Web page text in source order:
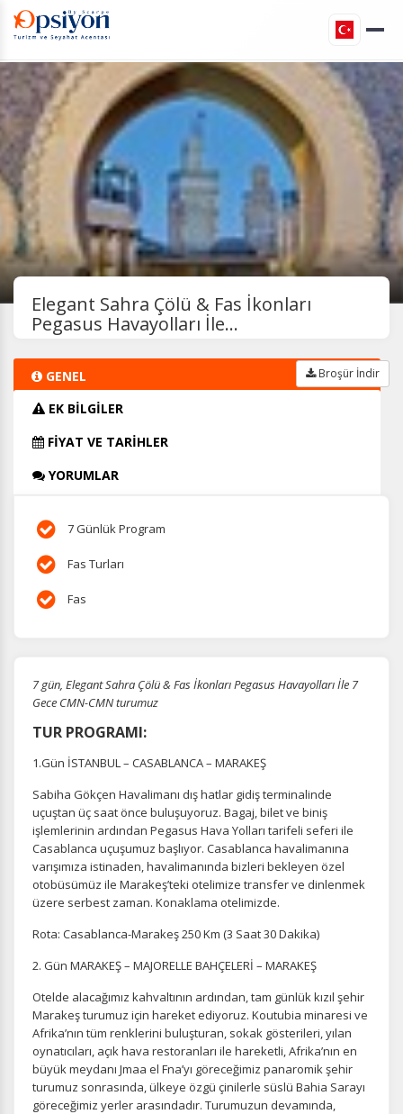
Elegant Sahra Çölü & Fas İkonları
Pegasus Havayolları İle...
GENEL
EK BİLGİLER
FİYAT VE TARİHLER
YORUMLAR
Broşür İndir
7 Günlük Program
Fas Turları
Fas
7 gün, Elegant Sahra Çölü & Fas İkonları Pegasus Havayolları İle 7
Gece CMN-CMN turumuz
TUR PROGRAMI:
1.Gün İSTANBUL – CASABLANCA – MARAKEŞ
Sabiha Gökçen Havalimanı dış hatlar gidiş terminalinde
uçuştan üç saat önce buluşuyoruz. Bagaj, bilet ve biniş
işlemlerinin ardından Pegasus Hava Yolları tarifeli seferi ile
Casablanca uçuşumuz başlıyor. Casablanca havalimanına
varışımıza istinaden, havalimanında bizleri bekleyen özel
otobüsümüz ile Marakeş’teki otelimize transfer ve dinlenmek
üzere serbest zaman. Konaklama otelimizde.
Rota: Casablanca-Marakeş 250 Km (3 Saat 30 Dakika)
2. Gün MARAKEŞ – MAJORELLE BAHÇELERİ – MARAKEŞ
Otelde alacağımız kahvaltının ardından, tam günlük kızıl şehir
Marakeş turumuz için hareket ediyoruz. Koutubia minaresi ve
Afrika’nın tüm renklerini buluşturan, sokak gösterileri, yılan
oynatıcıları, açık hava restoranları ile hareketli, Afrika’nın en
büyük meydanı Jmaa el Fna’yı göreceğimiz panaromik şehir
turumuz sonrasında, ülkeye özgü çinilerle süslü Bahia Sarayı
göreceğimiz yerler arasındadır. Turumuzun devamında,